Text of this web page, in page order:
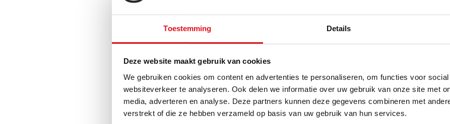
Toestemming Details
Deze website maakt gebruik van cookies
We gebruiken cookies om content en advertenties te personaliseren, om functies voor
websiteverkeer te analyseren. Ook delen we informatie over uw gebruik van onze site met
media, adverteren en analyse. Deze partners kunnen deze gegevens combineren met
verstrekt of die ze hebben verzameld op basis van uw gebruik van hun services.
Kies een aansluitset
Jaga
Jaga
aanvoer
Jaga
aanvoer